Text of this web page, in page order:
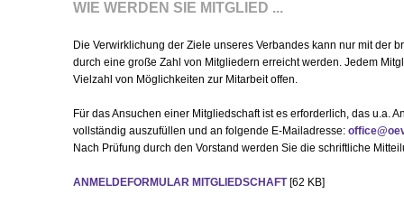
WIE WERDEN SIE MITGLIED ...
Die Verwirklichung der Ziele unseres Verbandes kann nur mit der
durch eine große Zahl von Mitgliedern erreicht werden. Jedem
Vielzahl von Möglichkeiten zur Mitarbeit offen.
Für das Ansuchen einer Mitgliedschaft ist es erforderlich, das u.a.
vollständig auszufüllen und an folgende E-Mailadresse:
Nach Prüfung durch den Vorstand werden Sie die schriftliche
ANMELDEFORMULAR MITGLIEDSCHAFT[62 KB]